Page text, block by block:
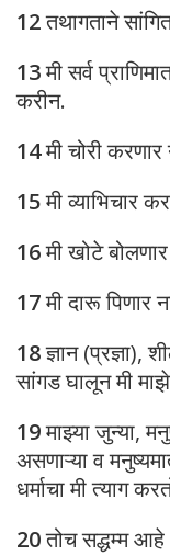
12तथागताने
13मी सर्व
करीन.
14मी चोरी करणार
15मी व्याभिचार
16मी खोटे बोलणार
17मी दारू पिणार
18ज्ञान (प्रज्ञा),
सांगड घालून मी
19माझ्या जुन्या,
असणाऱ्या व
धर्माचा मी त्याग
20तोच सद्धम्म